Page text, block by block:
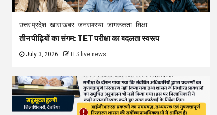
उत्तर प्रदेश खास खबर जनसमस्या जागरूकता शिक्षा
तीन पीढ़ियों का संगम: TET परीक्षा का बदलता स्वरूप
July 3, 2026 H S live news